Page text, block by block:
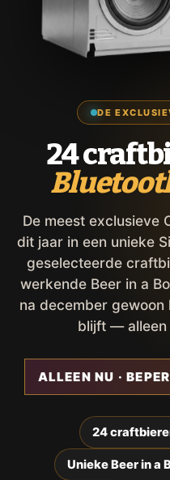
DE
24
De meest exclusieve
dit jaar in een unieke
geselecteerde
werkende Beer in a
na december
blijft — alleen
ALLEEN NU ·
24
Unieke Beer in a